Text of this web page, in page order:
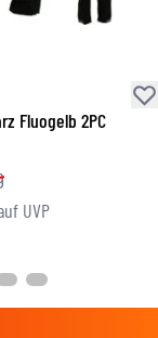
Fluogelb 2PC
UVP